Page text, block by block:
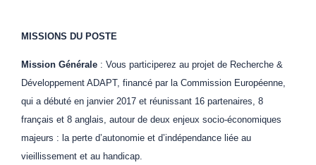
MISSIONS DU POSTE
Mission Générale : Vous participerez au projet de Recherche &
Développement ADAPT, financé par la Commission Européenne,
qui a débuté en janvier 2017 et réunissant 16 partenaires, 8
français et 8 anglais, autour de deux enjeux socio-économiques
majeurs : la perte d’autonomie et d’indépendance liée au
vieillissement et au handicap.